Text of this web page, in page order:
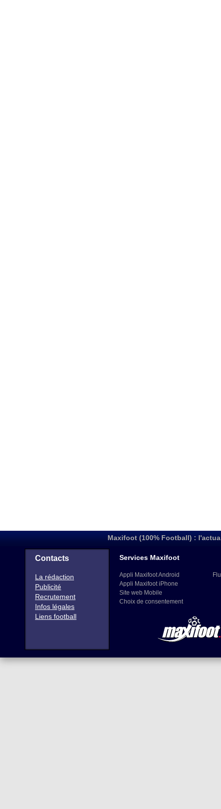
Maxifoot (100% Football) :
Contacts
La rédaction
Publicité
Recrutement
Infos légales
Liens football
Services Maxifoot
Appli Maxifoot Android
Appli Maxifoot iPhone
Site web Mobile
Choix de consentement